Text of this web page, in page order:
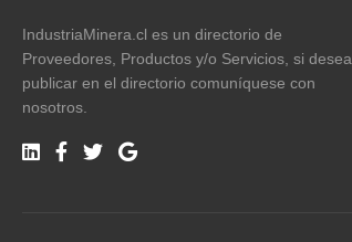
IndustriaMinera.cl es un directorio de
Proveedores, Productos y/o Servicios, si desea
publicar en el directorio comuníquese con
nosotros.